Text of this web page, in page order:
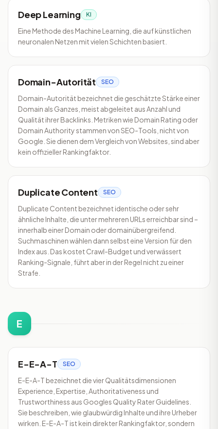
Deep Learning KI
Eine Methode des Machine Learning, die auf künstlichen
neuronalen Netzen mit vielen Schichten basiert.
Domain-Autorität SEO
Domain-Autorität bezeichnet die geschätzte Stärke einer
Domain als Ganzes, meist abgeleitet aus Anzahl und
Qualität ihrer Backlinks. Metriken wie Domain Rating oder
Domain Authority stammen von SEO-Tools, nicht von
Google. Sie dienen dem Vergleich von Websites, sind aber
kein offizieller Rankingfaktor.
Duplicate Content SEO
Duplicate Content bezeichnet identische oder sehr
ähnliche Inhalte, die unter mehreren URLs erreichbar sind –
innerhalb einer Domain oder domainübergreifend.
Suchmaschinen wählen dann selbst eine Version für den
Index aus. Das kostet Crawl-Budget und verwässert
Ranking-Signale, führt aber in der Regel nicht zu einer
Strafe.
E
E-E-A-T SEO
E-E-A-T bezeichnet die vier Qualitätsdimensionen
Experience, Expertise, Authoritativeness und
Trustworthiness aus Googles Quality Rater Guidelines.
Sie beschreiben, wie glaubwürdig Inhalte und ihre Urheber
wirken. E-E-A-T ist kein direkter Rankingfaktor, sondern